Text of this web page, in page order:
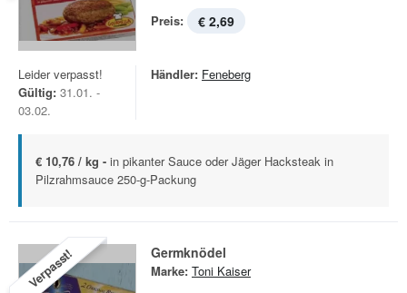
Preis: € 2,69
Leider verpasst!
Gültig: 31.01. -
03.02.
Händler: Feneberg
€ 10,76 / kg - in pikanter Sauce oder Jäger Hacksteak in
Pilzrahmsauce 250-g-Packung
Verpasst! Germknödel
Marke: Toni Kaiser